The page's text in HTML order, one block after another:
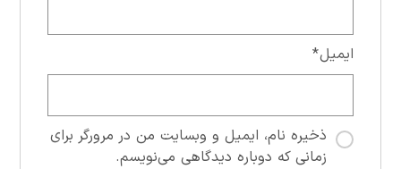
ایمیل*
ذخیره نام، ایمیل و وبسایت من در مرورگر برای
زمانی که دوباره دیدگاهی می‌نویسم.